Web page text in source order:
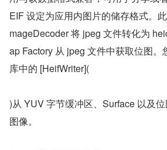
EIF 设定为应用内图片的储存格式。
mageDecoder 将 jpeg 文件转化为
ap Factory 从 jpeg 文件中获取位图。
库中的 [HeifWriter](
)从 YUV 字节缓冲区、Surface 以及
图像。